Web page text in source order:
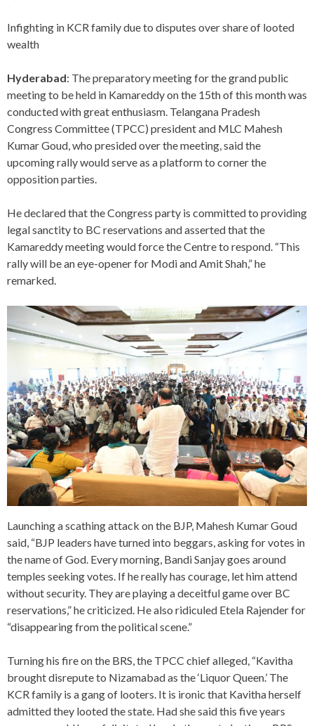
Infighting in KCR family due to disputes over share of looted
wealth
Hyderabad: The preparatory meeting for the grand public
meeting to be held in Kamareddy on the 15th of this month was
conducted with great enthusiasm. Telangana Pradesh
Congress Committee (TPCC) president and MLC Mahesh
Kumar Goud, who presided over the meeting, said the
upcoming rally would serve as a platform to corner the
opposition parties.
He declared that the Congress party is committed to providing
legal sanctity to BC reservations and asserted that the
Kamareddy meeting would force the Centre to respond. “This
rally will be an eye-opener for Modi and Amit Shah,” he
remarked.
Launching a scathing attack on the BJP, Mahesh Kumar Goud
said, “BJP leaders have turned into beggars, asking for votes in
the name of God. Every morning, Bandi Sanjay goes around
temples seeking votes. If he really has courage, let him attend
without security. They are playing a deceitful game over BC
reservations,” he criticized. He also ridiculed Etela Rajender for
“disappearing from the political scene.”
Turning his fire on the BRS, the TPCC chief alleged, “Kavitha
brought disrepute to Nizamabad as the ‘Liquor Queen.’ The
KCR family is a gang of looters. It is ironic that Kavitha herself
admitted they looted the state. Had she said this five years